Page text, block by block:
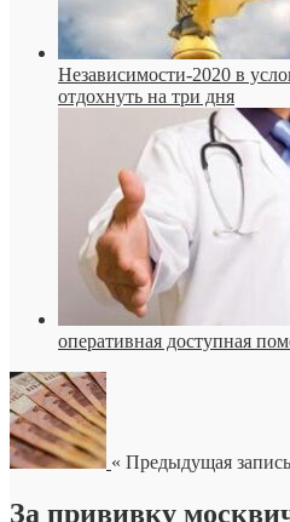
Независимости-2020 в
отдохнуть на три дня
оперативная доступная
« Предыдущая запись
За прививку